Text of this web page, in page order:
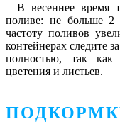
В весеннее время
поливе: не больше
частоту поливов
контейнерах следите
полностью, так как
цветения и листьев.